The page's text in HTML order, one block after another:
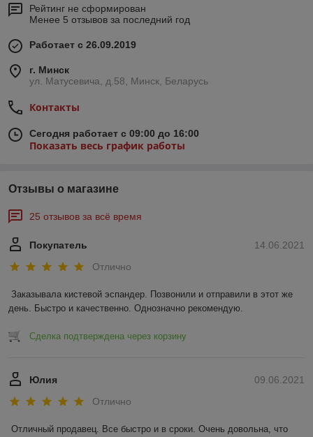
Рейтинг не сформирован
Менее 5 отзывов за последний год
Работает с 26.09.2019
г. Минск
ул. Матусевича, д.58, Минск, Беларусь
Контакты
Сегодня работает с 09:00 до 16:00
Показать весь график работы
Отзывы о магазине
25 отзывов за всё время
14.06.2021
Покупатель
Отлично
Заказывала кистевой эспандер. Позвонили и отправили в этот же
день. Быстро и качественно. Однозначно рекомендую.
Сделка подтверждена через корзину
09.06.2021
Юлия
Отлично
Отличный продавец. Все быстро и в сроки. Очень довольна, что